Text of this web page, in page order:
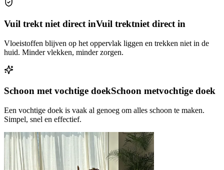
Vuil trekt niet direct inVuil trektniet direct in
Vloeistoffen blijven op het oppervlak liggen en trekken niet in de
huid. Minder vlekken, minder zorgen.
Schoon met vochtige doekSchoon metvochtige doek
Een vochtige doek is vaak al genoeg om alles schoon te maken.
Simpel, snel en effectief.